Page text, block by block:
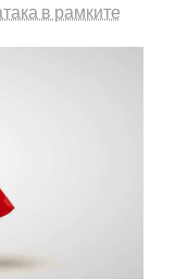
в рамките